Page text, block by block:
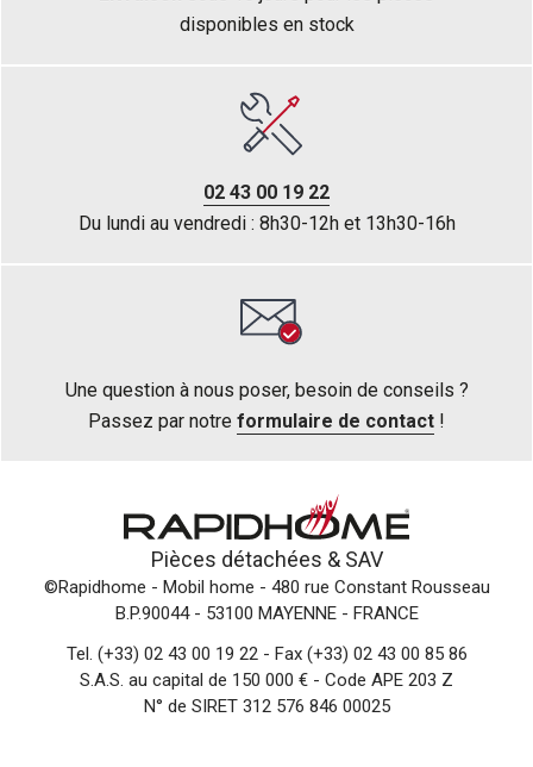
disponibles en stock
02 43 00 19 22
Du lundi au vendredi : 8h30-12h et 13h30-16h
Une question à nous poser, besoin de conseils ?
Passez par notre formulaire de contact !
Pièces détachées & SAV
©Rapidhome - Mobil home - 480 rue Constant Rousseau
B.P.90044 - 53100 MAYENNE - FRANCE
Tel. (+33) 02 43 00 19 22- Fax (+33) 02 43 00 85 86
S.A.S. au capital de 150 000 € - Code APE 203 Z
N° de SIRET 312 576 846 00025